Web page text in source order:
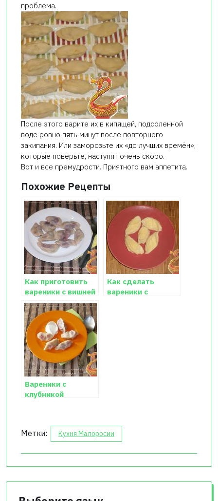
проблема.
После этого варите их в кипящей, подсоленной
воде ровно пять минут после повторного
закипания. Или заморозьте их «до лучших времён»,
которые поверьте, наступят очень скоро.
Вот и все премудрости. Приятного вам аппетита.
Похожие Рецепты
Как приготовить
вареники с вишней
Как сделать
вареники с
Вареники с
клубникой
Метки: Кухня Малоросии